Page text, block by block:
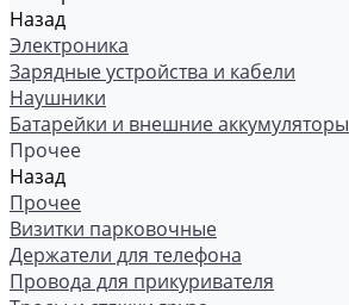
Назад
Электроника
Зарядные устройства и кабели
Наушники
Батарейки и внешние аккумуляторы
Прочее
Назад
Прочее
Визитки парковочные
Держатели для телефона
Провода для прикуривателя